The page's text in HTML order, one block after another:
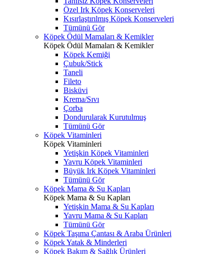
Özel Irk Köpek Konserveleri
Kısırlaştırılmış Köpek Konserveleri
Tümünü Gör
Köpek Ödül Mamaları & Kemikler
Köpek Ödül Mamaları & Kemikler
Köpek Kemiği
Çubuk/Stick
Taneli
Fileto
Bisküvi
Krema/Sıvı
Çorba
Dondurularak Kurutulmuş
Tümünü Gör
Köpek Vitaminleri
Köpek Vitaminleri
Yetişkin Köpek Vitaminleri
Yavru Köpek Vitaminleri
Büyük Irk Köpek Vitaminleri
Tümünü Gör
Köpek Mama & Su Kapları
Köpek Mama & Su Kapları
Yetişkin Mama & Su Kapları
Yavru Mama & Su Kapları
Tümünü Gör
Köpek Taşıma Çantası & Araba Ürünleri
Köpek Yatak & Minderleri
Köpek Bakım & Sağlık Ürünleri